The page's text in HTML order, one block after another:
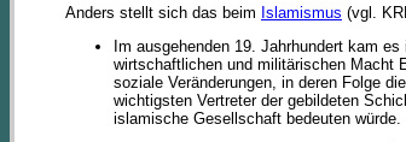
Anders stellt sich das beim Islamismus (vgl.
Im ausgehenden 19. Jahrhundert kam
wirtschaftlichen und militärischen Macht
soziale Veränderungen, in deren Folge
wichtigsten Vertreter der gebildeten
islamische Gesellschaft bedeuten